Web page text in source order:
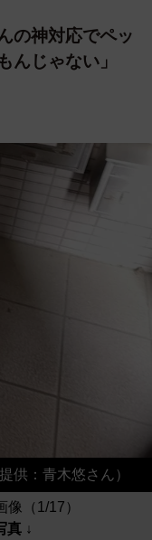
の神対応でペッ
んじゃない」
供：青木悠さん）
（1/17）
真 ↓